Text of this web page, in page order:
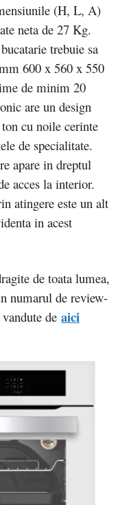
(H, L, A)
neta de 27 Kg.
trebuie sa
600 x 560 x 550
de minim 20
are un design
cu noile cerinte
de specialitate.
apare in dreptul
acces la interior.
atingere este un alt
in acest
de toata lumea,
numarul de review-
de aici